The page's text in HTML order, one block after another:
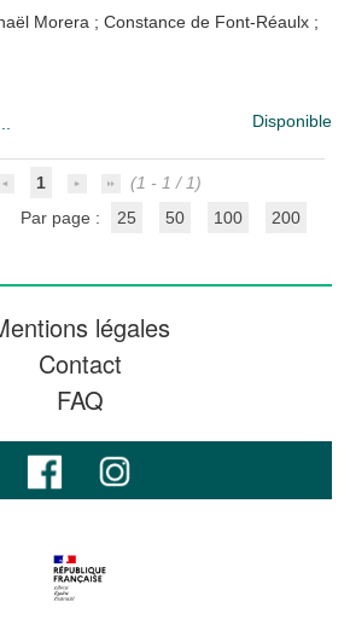
Morera ; Constance de Font-Réaulx ;
Disponible
1
(1 - 1 / 1)
Par page :
25 50 100 200
légales
Contact
FAQ